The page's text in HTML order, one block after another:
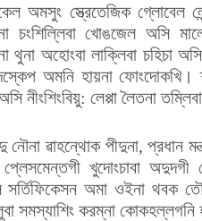
অমসুং স্ত্রেতেজিক গ্লোবেল
চংশিল্লিবা খোঙজেল অসি
থুনা অহোংবা লাক্লিবা চহিচা
অমনি হায়না ফোংদোকখি।
নীংশিংবিয়ু: লেপ্পা লৈতনা
ৱাহন্থোক পীদুনা, প্রধান
খুদোংচাবা
অমা ওইনা থবক
সমস্যাশিং করম্না কোকহল্লগনি